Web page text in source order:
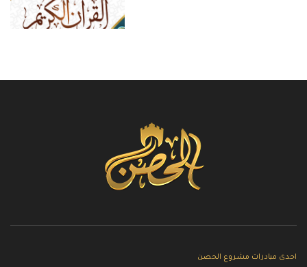
احدى مبادرات مشروع الحصن